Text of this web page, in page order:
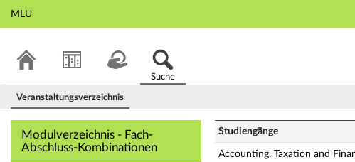
MLU
Suche
Veranstaltungsverzeichnis
Modulverzeichnis - Fach-
Abschluss-Kombinationen
Modulverzeichnis -
Studiengänge
Accounting, Taxation and